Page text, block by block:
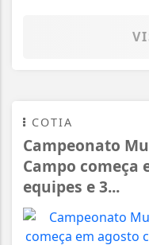
COTIA
Campeonato
Campo começa
equipes e 3...